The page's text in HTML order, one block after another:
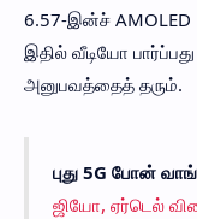
6.57-இன்ச் AMOLED
இதில் வீடியோ
அனுபவத்தைத் தரும்.
புது 5G போன்
ஜியோ, ஏர்டெல்